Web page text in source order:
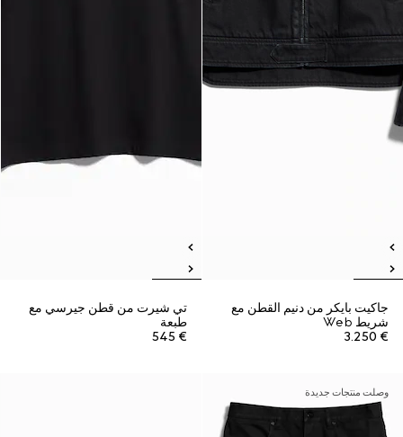
جاكيت بايكر من دنيم القطن مع
شريط Web
€ 3.250
تي شيرت من قطن جيرسي مع
طبعة
€ 545
وصلت منتجات جديدة